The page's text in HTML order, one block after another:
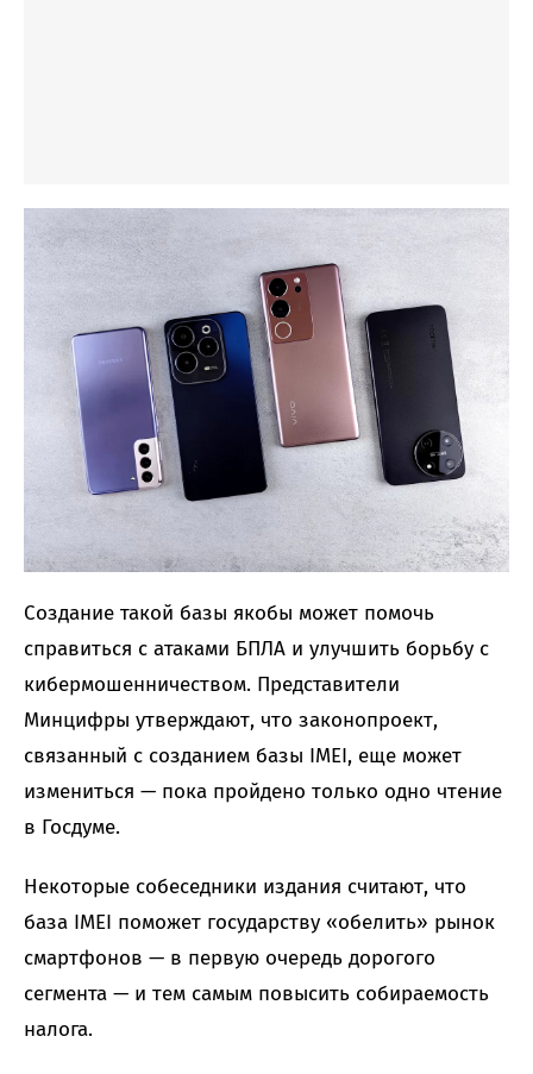
Создание такой базы якобы может помочь
справиться с атаками БПЛА и улучшить борьбу с
кибермошенничеством. Представители
Минцифры утверждают, что законопроект,
связанный с созданием базы IMEI, еще может
измениться — пока пройдено только одно чтение
в Госдуме.
Некоторые собеседники издания считают, что
база IMEI поможет государству «обелить» рынок
смартфонов — в первую очередь дорогого
сегмента — и тем самым повысить собираемость
налога.